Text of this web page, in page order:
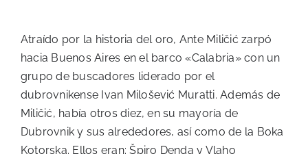
Atraído por la historia del oro, Ante Miličić zarpó
hacia Buenos Aires en el barco «Calabria» con un
grupo de buscadores liderado por el
dubrovnikense Ivan Milošević Muratti. Además de
Miličić, había otros diez, en su mayoría de
Dubrovnik y sus alrededores, así como de la Boka
Kotorska. Ellos eran: Špiro Denda y Vlaho